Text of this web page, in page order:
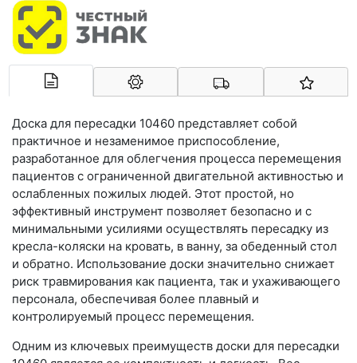
Арконт-Мед
Доска для пересадки 10460 представляет собой
практичное и незаменимое приспособление,
разработанное для облегчения процесса перемещения
пациентов с ограниченной двигательной активностью и
ослабленных пожилых людей. Этот простой, но
эффективный инструмент позволяет безопасно и с
минимальными усилиями осуществлять пересадку из
кресла-коляски на кровать, в ванну, за обеденный стол
и обратно. Использование доски значительно снижает
риск травмирования как пациента, так и ухаживающего
персонала, обеспечивая более плавный и
контролируемый процесс перемещения.
Одним из ключевых преимуществ доски для пересадки